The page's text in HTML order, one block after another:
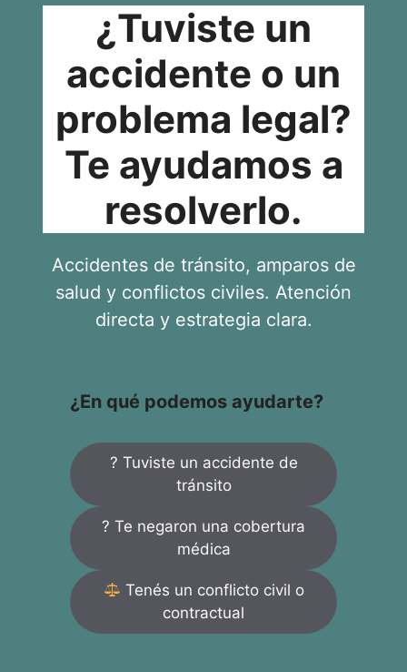
¿Tuviste un
accidente o un
problema legal?
Te ayudamos a
resolverlo.
Accidentes de tránsito, amparos de
salud y conflictos civiles. Atención
directa y estrategia clara.
¿En qué podemos ayudarte?
? Tuviste un accidente de
tránsito
? Te negaron una cobertura
médica
Tenés un conflicto civil o
contractual